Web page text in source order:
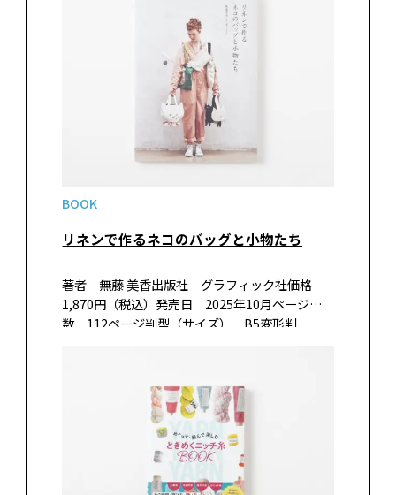
BOOK
リネンで作るネコのバッグと小物たち
著者 無藤 美香出版社 グラフィック社価格
1,870円（税込）発売日 2025年10月ページ
数 112ページ判型（サイズ） B5変形判